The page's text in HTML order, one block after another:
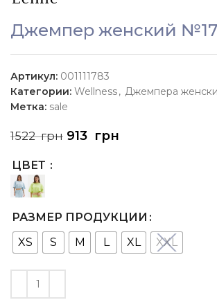
Джемпер женский
Артикул: 001111783
Категории: Wellness, Джемпера
Метка: sale
1522грн 913 грн
ЦВЕТ
РАЗМЕР ПРОДУКЦИИ
XS
S M L XL XXL